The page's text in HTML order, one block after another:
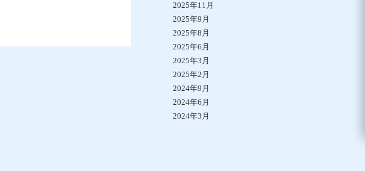
2025年11月
2025年9月
2025年8月
2025年6月
2025年3月
2025年2月
2024年9月
2024年6月
2024年3月